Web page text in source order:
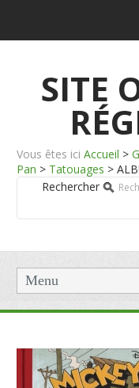
SITE
Vous êtes ici Accueil >
Pan > Tatouages >
Rechercher
Menu